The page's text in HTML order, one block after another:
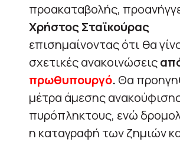
προακαταβολής,
Χρήστος Σταϊκούρας
επισημαίνοντας ότι θα
σχετικές ανακοινώσεις
πρωθυπουργό. Θα
μέτρα άμεσης
πυρόπληκτους, ενώ
η καταγραφή των ζημιών